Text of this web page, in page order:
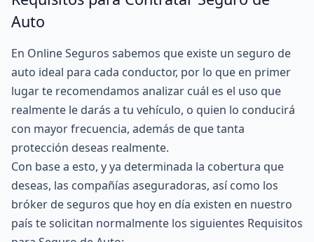
Auto
En Online Seguros sabemos que existe un seguro de
auto ideal para cada conductor, por lo que en primer
lugar te recomendamos analizar cuál es el uso que
realmente le darás a tu vehículo, o quien lo conducirá
con mayor frecuencia, además de que tanta
protección deseas realmente.
Con base a esto, y ya determinada la cobertura que
deseas, las compañías aseguradoras, así como los
bróker de seguros que hoy en día existen en nuestro
país te solicitan normalmente los siguientes Requisitos